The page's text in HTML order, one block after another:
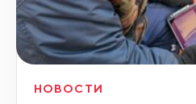
НОВОСТИ